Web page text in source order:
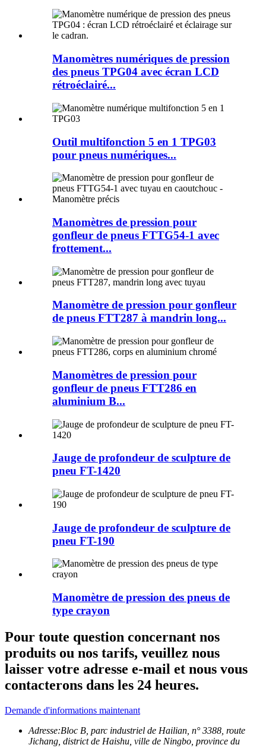
Manomètres numériques de pression
des pneus TPG04 avec écran LCD
rétroéclairé...
Outil multifonction 5 en 1 TPG03
pour pneus numériques...
Manomètres de pression pour
gonfleur de pneus FTTG54-1 avec
frottement...
Manomètre de pression pour gonfleur
de pneus FTT287 à mandrin long...
Manomètres de pression pour
gonfleur de pneus FTT286 en
aluminium B...
Jauge de profondeur de sculpture de
pneu FT-1420
Jauge de profondeur de sculpture de
pneu FT-190
Manomètre de pression des pneus de
type crayon
Pour toute question concernant nos
produits ou nos tarifs, veuillez nous
laisser votre adresse e-mail et nous vous
contacterons dans les 24 heures.
Demande d'informations maintenant
Adresse:Bloc B, parc industriel de Hailian, n° 3388, route
Jichang, district de Haishu, ville de Ningbo, province du